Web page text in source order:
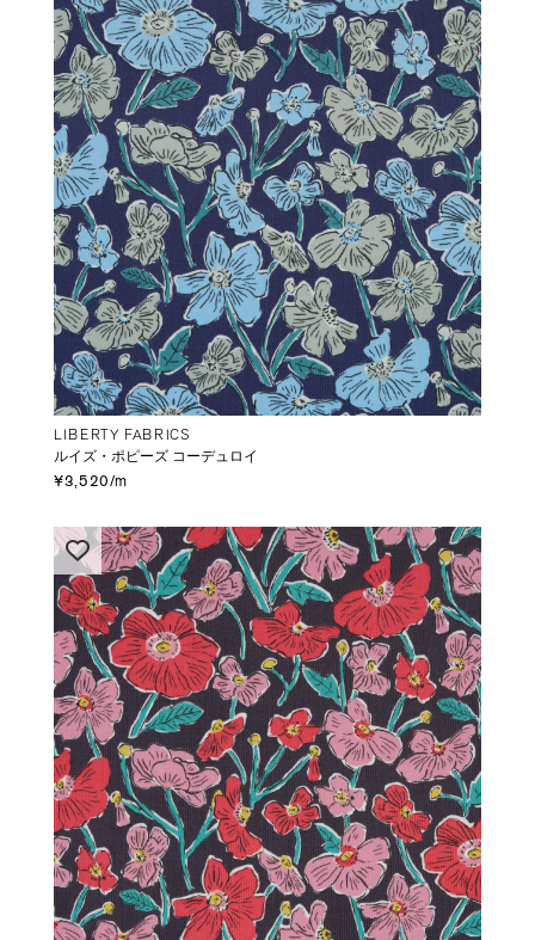
LIBERTY FABRICS
ルイズ・ポピーズ コーデュロイ
¥3,520/m